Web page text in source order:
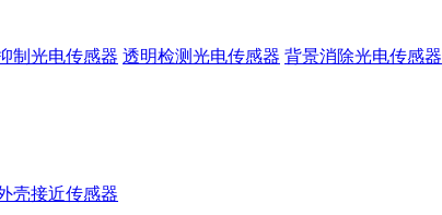
制光电传感器 透明检测光电传感器 背景消除光电传感器
壳接近传感器